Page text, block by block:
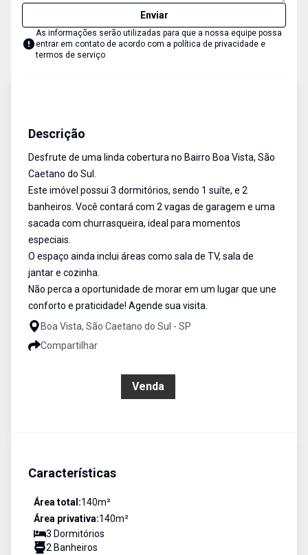
Enviar
As informações serão utilizadas para que a nossa equipe possa
entrar em contato de acordo com a política de privacidade e
termos de serviço
Descrição
Desfrute de uma linda cobertura no Bairro Boa Vista, São
Caetano do Sul.
Este imóvel possui 3 dormitórios, sendo 1 suíte, e 2
banheiros. Você contará com 2 vagas de garagem e uma
sacada com churrasqueira, ideal para momentos
especiais.
O espaço ainda inclui áreas como sala de TV, sala de
jantar e cozinha.
Não perca a oportunidade de morar em um lugar que une
conforto e praticidade! Agende sua visita.
Boa Vista, São Caetano do Sul - SP
Compartilhar
Venda
Características
Área total:140m²
Área privativa:140m²
3 Dormitórios
2 Banheiros